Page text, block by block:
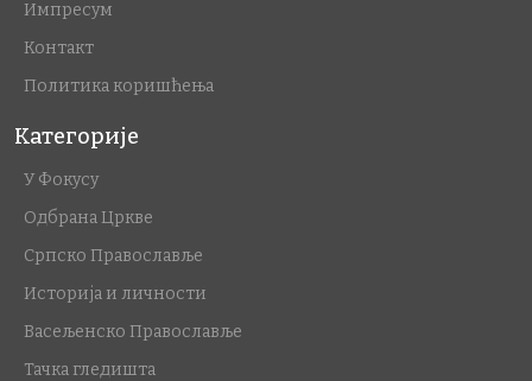
Импресум
Контакт
Политика коришћења
Категорије
У Фокусу
Одбрана Цркве
Српско Православље
Историја и личности
Васељенско Православље
Тачка гледишта